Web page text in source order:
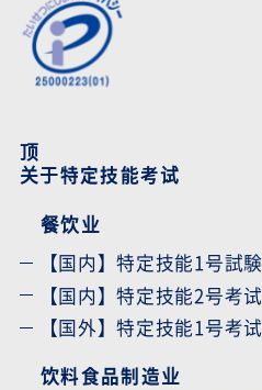
顶
关于特定技能考试
餐饮业
【国内】特定技能1号試験
【国内】特定技能2号考试
【国外】特定技能1号考试
饮料食品制造业